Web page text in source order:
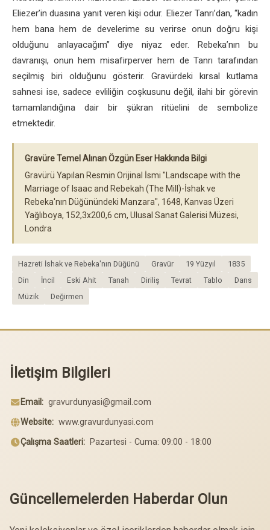
Eliezer’in duasına yanıt veren kişi odur. Eliezer Tanrı’dan, “kadın
hem bana hem de develerime su verirse onun doğru kişi
olduğunu anlayacağım” diye niyaz eder. Rebeka’nın bu
davranışı, onun hem misafirperver hem de Tanrı tarafından
seçilmiş biri olduğunu gösterir. Gravürdeki kırsal kutlama
sahnesi ise, sadece evliliğin coşkusunu değil, ilahi bir görevin
tamamlandığına dair bir şükran ritüelini de sembolize
etmektedir.
Gravüre Temel Alınan Özgün Eser Hakkında Bilgi
Gravürü Yapılan Resmin Orijinal İsmi "Landscape with the
Marriage of Isaac and Rebekah (The Mill)-İshak ve
Rebeka'nın Düğünündeki Manzara", 1648, Kanvas Üzeri
Yağlıboya, 152,3x200,6 cm, Ulusal Sanat Galerisi Müzesi,
Londra
Hazreti İshak ve Rebeka'nın Düğünü Gravür 19 Yüzyıl
1835
Din
İncil Eski Ahit Tanah Diriliş Tevrat Tablo
Dans
Müzik
Değirmen
İletişim Bilgileri
Email: gravurdunyasi@gmail.com
Website: www.gravurdunyasi.com
Çalışma Saatleri: Pazartesi - Cuma: 09:00 - 18:00
Güncellemelerden Haberdar Olun